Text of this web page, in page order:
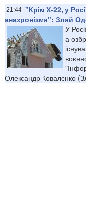
21:44 "Крім Х-22, у
анахронізми": Злий
У
а
Олександр Коваленко